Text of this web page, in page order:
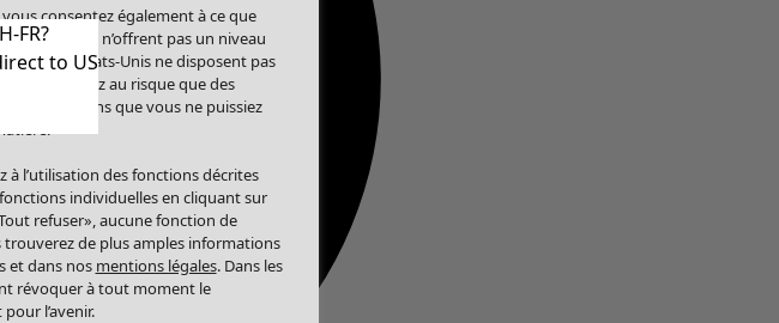
FR?
to US
consentez également à ce que
États-Unis n’offrent pas un niveau
Les États-Unis ne disposent pas
vous exposez au risque que des
sans que vous ne puissiez
à l’utilisation des fonctions décrites
individuelles en cliquant sur
refuser», aucune fonction de
de plus amples informations
et dans nos mentions légales. Dans les
révoquer à tout moment le
l’avenir.